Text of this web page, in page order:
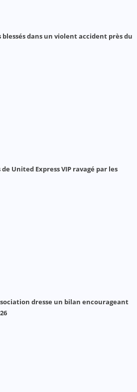
dans un violent accident près du
United Express VIP ravagé par les
dresse un bilan encourageant